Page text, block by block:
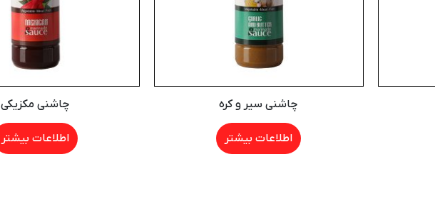
چاشنی سیر و کره
اطلاعات بیشتر
چاشنی مکزیکی
اطلاعات بیشتر